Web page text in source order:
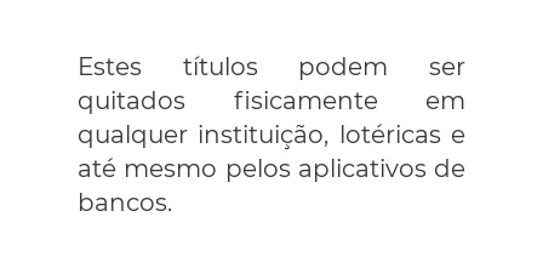
Estes títulos podem ser
quitados fisicamente em
qualquer instituição, lotéricas e
até mesmo pelos aplicativos de
bancos.